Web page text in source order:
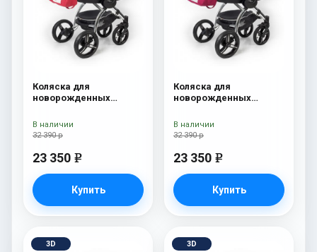
Коляска для
новорожденных
Chrome) Red Lux
32 390 р
23 350 e
Купить
В наличии
Коляска для
новорожденных
Chrome) Borduex
32 390 р
23 350 e
Купить
В наличии
3D 3D